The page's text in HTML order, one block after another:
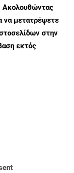
Ακολουθώντας
να μετατρέψετε
στην
εκτός